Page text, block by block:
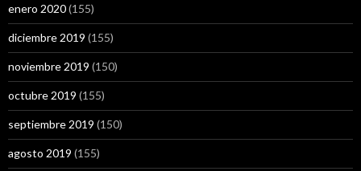
enero 2020(155)
diciembre 2019 (155)
noviembre 2019 (150)
octubre 2019 (155)
septiembre 2019 (150)
agosto 2019 (155)